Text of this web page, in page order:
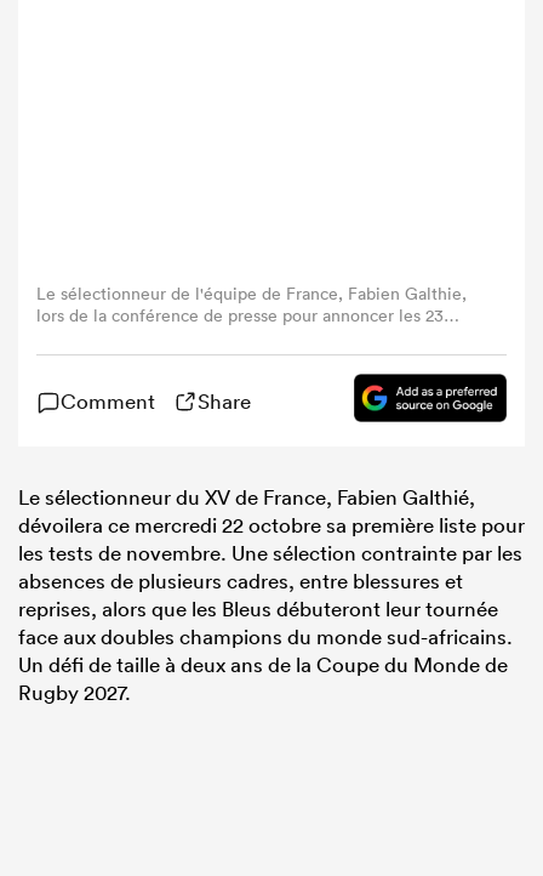
Le sélectionneur de l'équipe de France, Fabien Galthie,
lors de la conférence de presse pour annoncer les 23
Nations 2025 entre la France et l'Ecosse, à Paris le 13
mars 2025. (Photo by JULIEN DE ROSA / AFP) (Photo by
JULIEN DE ROSA/AFP via Getty Images)
Comment Share
Le sélectionneur du XV de France, Fabien Galthié,
dévoilera ce mercredi 22 octobre sa première liste pour
les tests de novembre. Une sélection contrainte par les
absences de plusieurs cadres, entre blessures et
reprises, alors que les Bleus débuteront leur tournée
face aux doubles champions du monde sud-africains.
Un défi de taille à deux ans de la Coupe du Monde de
Rugby 2027.